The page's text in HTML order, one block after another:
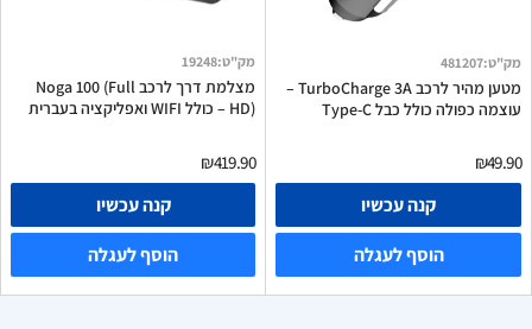
מק"ט:
481207
מטען מהיר לרכב TurboCharge 3A –
עוצמה כפולה כולל כבל Type-C
₪49.90
קנה עכשיו
הוסף לעגלה
מק"ט:
19248
מצלמת דרך לרכב Noga 100 (Full
HD) – כולל WIFI ואפליקציה בעברית
₪419.90
קנה עכשיו
הוסף לעגלה